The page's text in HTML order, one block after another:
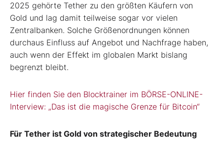
2025 gehörte Tether zu den größten Käufern von
Gold und lag damit teilweise sogar vor vielen
Zentralbanken. Solche Größenordnungen können
durchaus Einfluss auf Angebot und Nachfrage haben,
auch wenn der Effekt im globalen Markt bislang
begrenzt bleibt.
Hier finden Sie den Blocktrainer im BÖRSE-ONLINE-
Interview: „Das ist die magische Grenze für Bitcoin“
Für Tether ist Gold von strategischer Bedeutung